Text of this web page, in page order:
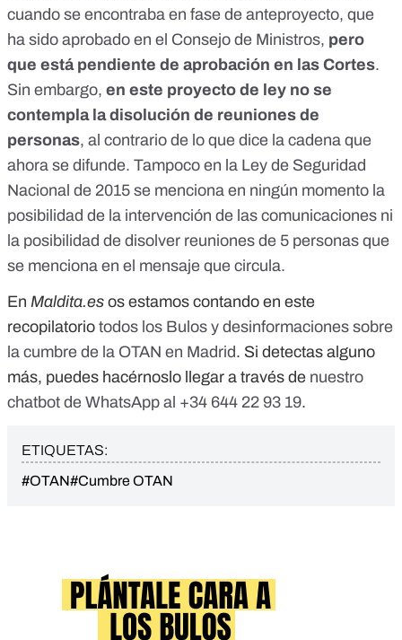
cuando se encontraba en fase de anteproyecto, que
ha sido aprobado en el Consejo de Ministros, pero
que está pendiente de aprobación en las Cortes.
Sin embargo, en este proyecto de ley no se
contempla la disolución de reuniones de
personas, al contrario de lo que dice la cadena que
ahora se difunde. Tampoco en la Ley de Seguridad
Nacional de 2015 se menciona en ningún momento la
posibilidad de la intervención de las comunicaciones ni
la posibilidad de disolver reuniones de 5 personas que
se menciona en el mensaje que circula.
En Maldita.es os estamos contando en este
recopilatorio todos los Bulos y desinformaciones sobre
la cumbre de la OTAN en Madrid. Si detectas alguno
más, puedes hacérnoslo llegar a través de nuestro
chatbot de WhatsApp al +34 644 22 93 19.
ETIQUETAS:
#OTAN#Cumbre OTAN